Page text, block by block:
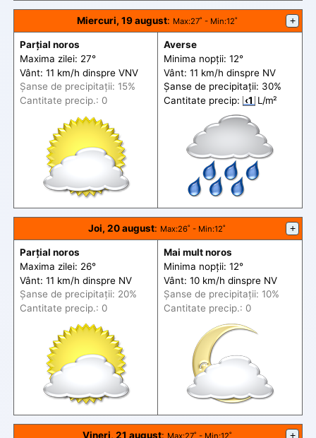
Miercuri, 19 august: Max:27˚ - Min:12˚ +
Parțial noros
Maxima zilei: 27°
Vânt: 11 km/h dinspre VNV
Șanse de precipitații: 15%
Cantitate precip.: 0
Averse
Minima nopții: 12°
Vânt: 11 km/h dinspre NV
Șanse de precipitații: 30%
Cantitate precip: ‹1 L/m²
Joi, 20 august: Max:26˚ - Min:12˚ +
Parțial noros
Maxima zilei: 26°
Vânt: 11 km/h dinspre NV
Șanse de precipitații: 20%
Cantitate precip.: 0
Mai mult noros
Minima nopții: 12°
Vânt: 10 km/h dinspre NV
Șanse de precipitații: 10%
Cantitate precip.: 0
Vineri, 21 august: Max:27˚ - Min:12˚ +